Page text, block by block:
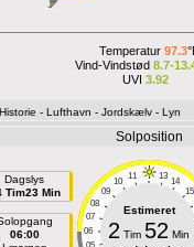
Temperatur 97.3
Vind-Vindstød 8.7-
UVI 3.92
- Lufthavn - Jordskælv - Lyn
Solposition
Dagslys
Tim23 Min
06:00
11 13
10
14
09
15
08
07
06
Estimeret
2 Tim 52 Min